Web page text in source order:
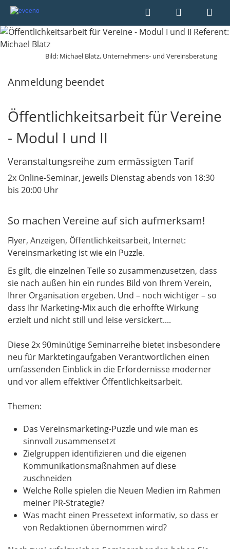
Bild: Michael Blatz, Unternehmens- und Vereinsberatung
Anmeldung beendet
Öffentlichkeitsarbeit für Vereine
- Modul I und II
Veranstaltungsreihe zum ermässigten Tarif
2x Online-Seminar, jeweils Dienstag abends von 18:30
bis 20:00 Uhr
So machen Vereine auf sich aufmerksam!
Flyer, Anzeigen, Öffentlichkeitsarbeit, Internet:
Vereinsmarketing ist wie ein Puzzle.
Es gilt, die einzelnen Teile so zusammenzusetzen, dass
sie nach außen hin ein rundes Bild von Ihrem Verein,
Ihrer Organisation ergeben. Und – noch wichtiger – so
dass Ihr Marketing-Mix auch die erhoffte Wirkung
erzielt und nicht still und leise versickert....
Diese 2x 90minütige Seminarreihe bietet insbesondere
neu für Marktetingaufgaben Verantwortlichen einen
umfassenden Einblick in die Erfordernisse moderner
und vor allem effektiver Öffentlichkeitsarbeit.
Themen:
Das Vereinsmarketing-Puzzle und wie man es
sinnvoll zusammensetzt
Zielgruppen identifizieren und die eigenen
Kommunikationsmaßnahmen auf diese
zuschneiden
Welche Rolle spielen die Neuen Medien im Rahmen
meiner PR-Strategie?
Was macht einen Pressetext informativ, so dass er
von Redaktionen übernommen wird?